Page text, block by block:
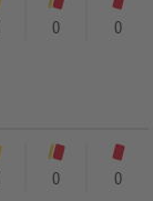
0 0
0 0